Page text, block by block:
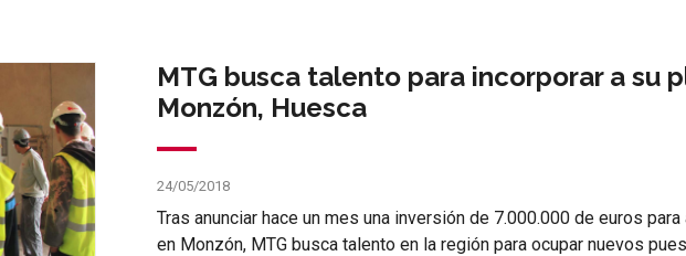
MTG busca talento para incorporar a su
Monzón, Huesca
24/05/2018
Tras anunciar hace un mes una inversión de 7.000.000 de euros
en Monzón, MTG busca talento en la región para ocupar nuevos